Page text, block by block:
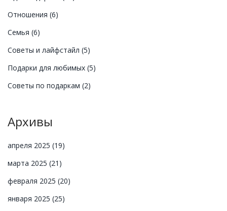
Отношения (6)
Семья (6)
Советы и лайфстайл (5)
Подарки для любимых (5)
Советы по подаркам (2)
Архивы
апреля 2025 (19)
марта 2025 (21)
февраля 2025 (20)
января 2025 (25)